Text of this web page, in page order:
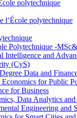
polytechnique
l’École polytechnique
Polytechnique -
and
(CyS)
Data and
for Public
for Business
Data Analytics and
Engineering and